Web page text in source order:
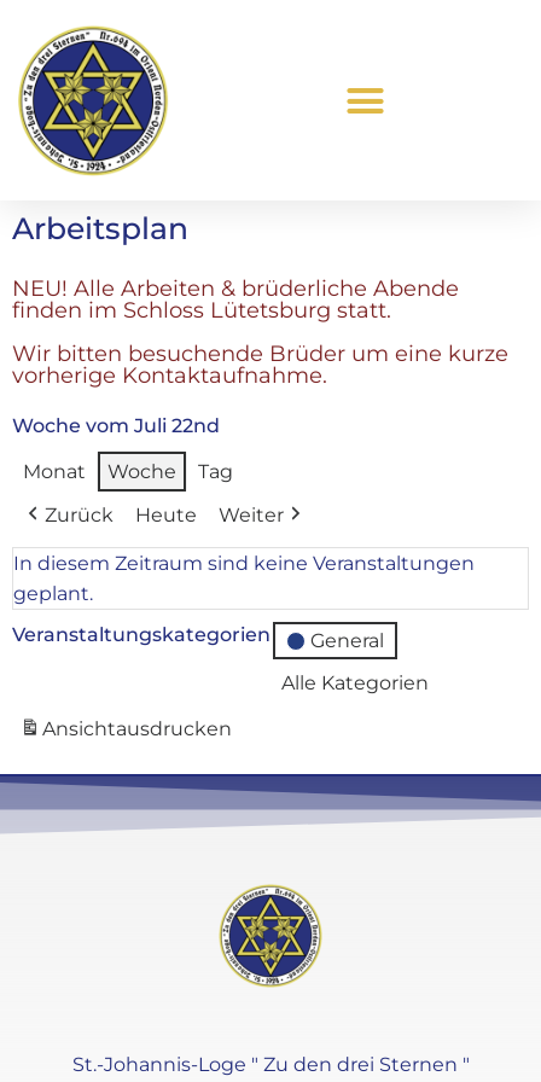
Arbeitsplan
NEU! Alle Arbeiten & brüderliche Abende
finden im Schloss Lütetsburg statt.
Wir bitten besuchende Brüder um eine kurze
vorherige Kontaktaufnahme.
Woche vom Juli 22nd
Monat
Woche
Tag
Zurück
Heute Weiter
In diesem Zeitraum sind keine Veranstaltungen
geplant.
Veranstaltungskategorien
General
Alle Kategorien
Ansichtausdrucken
St.-Johannis-Loge " Zu den drei Sternen "